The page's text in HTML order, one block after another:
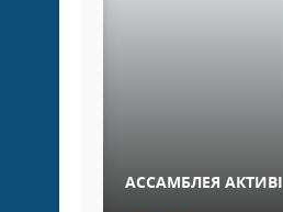
АССАМБЛЕЯ АКТИВІ